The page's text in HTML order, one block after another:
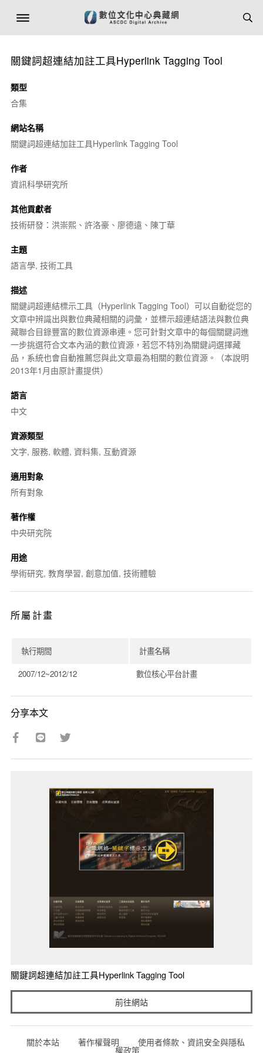
關鍵詞超連結加註工具Hyperlink Tagging Tool
類型
合集
網站名稱
關鍵詞超連結加註工具Hyperlink Tagging Tool
作者
資訊科學研究所
其他貢獻者
技術研發：洪崇熙、許洛豪、廖德遠、陳丁華
主題
語言學, 技術工具
描述
關鍵詞超連結標示工具（Hyperlink Tagging Tool）可以自動從您的
文章中辨識出與數位典藏相關的詞彙，並標示超連結語法與數位典
藏聯合目錄豐富的數位資源串連。您可針對文章中的每個關鍵詞進
一步挑選符合文本內涵的數位資源，若您不特別為關鍵詞選擇藏
品，系統也會自動推薦您與此文章最為相關的數位資源。（本說明
2013年1月由原計畫提供）
語言
中文
資源類型
文字, 服務, 軟體, 資料集, 互動資源
適用對象
所有對象
著作權
中央研究院
用途
學術研究, 教育學習, 創意加值, 技術體驗
所屬計畫
執行期間 計畫名稱
2007/12~2012/12 數位核心平台計畫
分享本文
關鍵詞超連結加註工具Hyperlink Tagging Tool
前往網站
關於本站 著作權聲明 使用者條款、資訊安全與隱私
權政策